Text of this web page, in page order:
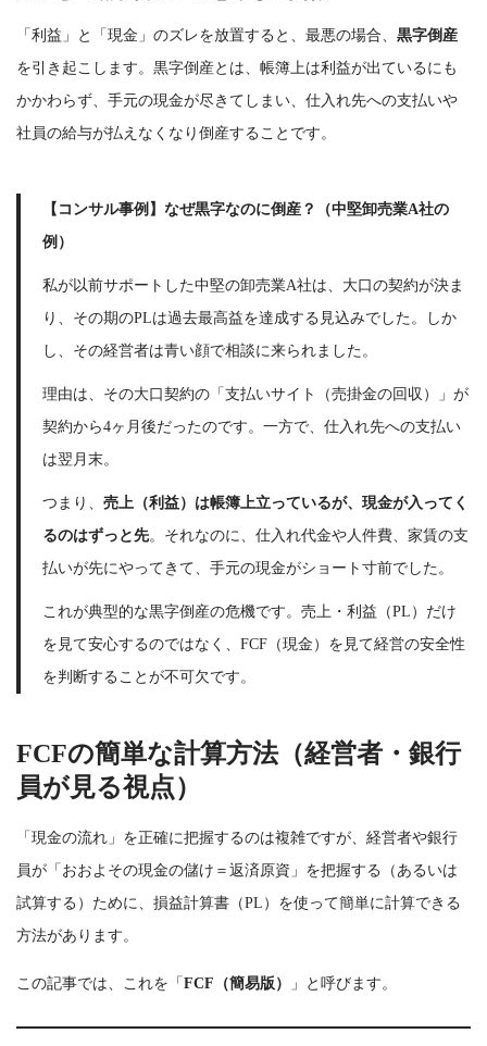
「利益」と「現金」のズレを放置すると、最悪の場合、 黒字倒産
を引き起こします。黒字倒産とは、帳簿上は利益が出ているにも
かかわらず、手元の現金が尽きてしまい、仕入れ先への支払いや
社員の給与が払えなくなり倒産することです。
【コンサル事例】なぜ黒字なのに倒産？（中堅卸売業A社の
例）
私が以前サポートした中堅の卸売業A社は、大口の契約が決ま
り、その期のPLは過去最高益を達成する見込みでした。しか
し、その経営者は青い顔で相談に来られました。
理由は、その大口契約の「支払いサイト（売掛金の回収）」が
契約から4ヶ月後だったのです。一方で、仕入れ先への支払い
は翌月末。
つまり、 売上（利益）は帳簿上立っているが、現金が入ってく
るのはずっと先。それなのに、仕入れ代金や人件費、家賃の支
払いが先にやってきて、手元の現金がショート寸前でした。
これが典型的な黒字倒産の危機です。売上・利益（PL）だけ
を見て安心するのではなく、FCF（現金）を見て経営の安全性
を判断することが不可欠です。
FCFの簡単な計算方法（経営者・銀行
員が見る視点）
「現金の流れ」を正確に把握するのは複雑ですが、経営者や銀行
員が「おおよその現金の儲け＝返済原資」を把握する（あるいは
試算する）ために、損益計算書（PL）を使って簡単に計算できる
方法があります。
この記事では、これを「 FCF（簡易版） 」と呼びます。